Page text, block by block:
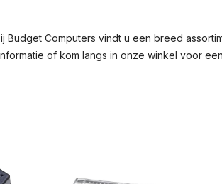
Computers vindt u een breed
of kom langs in onze winkel voor